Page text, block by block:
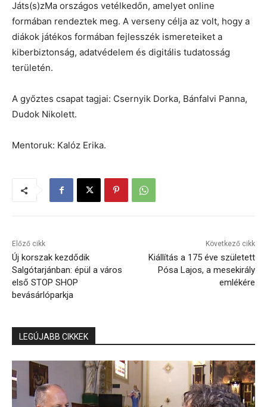
Játs(s)zMa országos vetélkedőn, amelyet online
formában rendeztek meg. A verseny célja az volt, hogy a
diákok játékos formában fejlesszék ismereteiket a
kiberbiztonság, adatvédelem és digitális tudatosság
területén.
A győztes csapat tagjai: Csernyik Dorka, Bánfalvi Panna,
Dudok Nikolett.
Mentoruk: Kalóz Erika.
Előző cikk
Új korszak kezdődik
Salgótarjánban: épül a város
első STOP SHOP
bevásárlóparkja
Következő cikk
Kiállítás a 175 éve született
Pósa Lajos, a mesekirály
emlékére
LEGÚJABB CIKKEK